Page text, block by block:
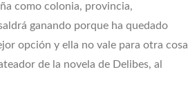
como colonia, provincia,
ganando porque ha quedado
opción y ella no vale para otra cosa
de la novela de Delibes, al